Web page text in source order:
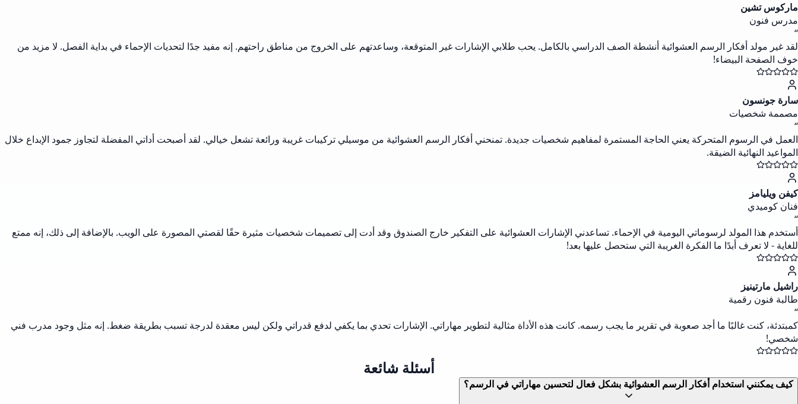
ماركوس تشين
مدرس فنون
“
لقد غير مولد أفكار الرسم العشوائية أنشطة الصف الدراسي بالكامل. يحب طلابي الإشارات غير المتوقعة، وساعدتهم على الخروج من مناطق راحتهم. إنه مفيد جدًا لتحديات الإحماء في بداية الفصل. لا مزيد من
خوف الصفحة البيضاء!
سارة جونسون
مصممة شخصيات
“
العمل في الرسوم المتحركة يعني الحاجة المستمرة لمفاهيم شخصيات جديدة. تمنحني أفكار الرسم العشوائية من موسيلي تركيبات غريبة ورائعة تشعل خيالي. لقد أصبحت أداتي المفضلة لتجاوز جمود الإبداع خلال
المواعيد النهائية الضيقة.
كيفن ويليامز
فنان كوميدي
“
أستخدم هذا المولد لرسوماتي اليومية في الإحماء. تساعدني الإشارات العشوائية على التفكير خارج الصندوق وقد أدت إلى تصميمات شخصيات مثيرة حقًا لقصتي المصورة على الويب. بالإضافة إلى ذلك، إنه ممتع
للغاية - لا تعرف أبدًا ما الفكرة الغريبة التي ستحصل عليها بعد!
راشيل مارتينيز
طالبة فنون رقمية
“
كمبتدئة، كنت غالبًا ما أجد صعوبة في تقرير ما يجب رسمه. كانت هذه الأداة مثالية لتطوير مهاراتي. الإشارات تحدي بما يكفي لدفع قدراتي ولكن ليس معقدة لدرجة تسبب بطريقة ضغط. إنه مثل وجود مدرب فني
شخصي!
أسئلة شائعة
كيف يمكنني استخدام أفكار الرسم العشوائية بشكل فعال لتحسين مهاراتي في الرسم؟